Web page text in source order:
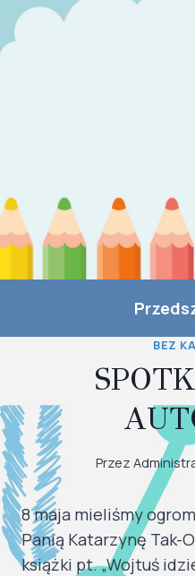
Przejdź
do
BEZ
Przez
8 maja mieliśmy
Panią Katarzynę Tak-
książki pt. „Wojtuś